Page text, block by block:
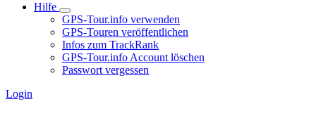
Hilfe
GPS-Tour.info verwenden
GPS-Touren veröffentlichen
Infos zum TrackRank
GPS-Tour.info Account löschen
Passwort vergessen
Login